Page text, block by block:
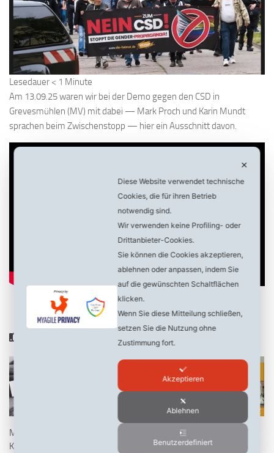
Lesedauer < 1 Minute
Am 13.09.25 waren wir bei der Demo gegen den CSD in
Grevesmühlen (MV) mit dabei — Mark Proch und Karin Mundt
sprachen beim Zwischenstopp — hier ein Ausschnitt davon.
DAS KÖNNTE DICH AUCH INTERESSIEREN …
Mehrfach verurteilter
Kinderschänder und
Keine Kita unter Trägerschaft
eines Moschee-Vereins!
✕
Diese Website verwendet technische
Cookies, die für ihren Betrieb
notwendig sind.
Wir verwenden keine Profiling- oder
Drittanbieter-Cookies.
Sie können die Cookies akzeptieren,
ablehnen oder anpassen, indem Sie
auf die gewünschten Schaltflächen
klicken.
Wenn Sie diese Mitteilung schließen,
setzen Sie die Nutzung ohne
Zustimmung fort.
Akzeptieren
Ablehnen
Benutzerdefiniert